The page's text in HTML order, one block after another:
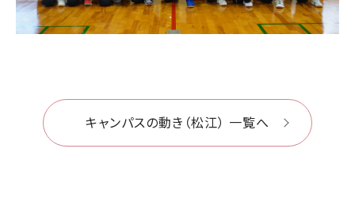
キャンパスの動き（松江） 一覧へ